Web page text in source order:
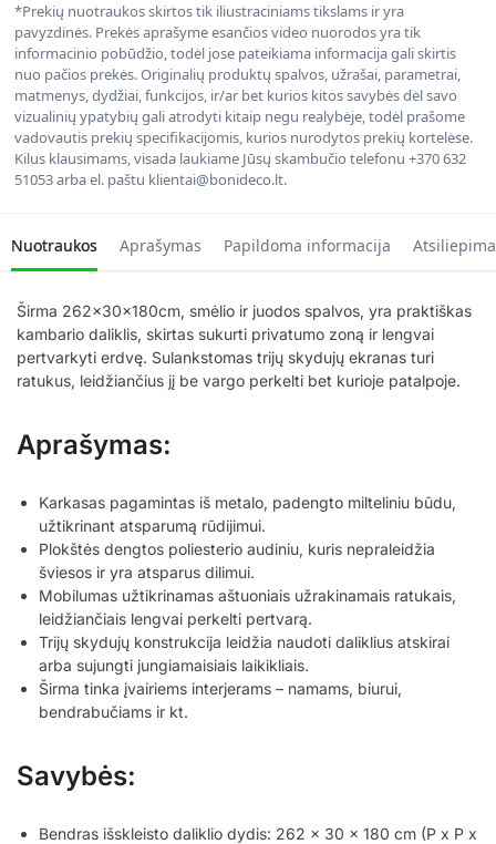
*Prekių nuotraukos skirtos tik iliustraciniams tikslams ir yra
pavyzdinės. Prekės aprašyme esančios video nuorodos yra tik
informacinio pobūdžio, todėl jose pateikiama informacija gali skirtis
nuo pačios prekės. Originalių produktų spalvos, užrašai, parametrai,
matmenys, dydžiai, funkcijos, ir/ar bet kurios kitos savybės dėl savo
vizualinių ypatybių gali atrodyti kitaip negu realybėje, todėl prašome
vadovautis prekių specifikacijomis, kurios nurodytos prekių kortelėse.
Kilus klausimams, visada laukiame Jūsų skambučio telefonu +370 632
51053 arba el. paštu klientai@bonideco.lt.
Nuotraukos Aprašymas Papildoma informacija
Širma 262x30x180cm, smėlio ir juodos spalvos, yra praktiškas
kambario daliklis, skirtas sukurti privatumo zoną ir lengvai
pertvarkyti erdvę. Sulankstomas trijų skydujų ekranas turi
ratukus, leidžiančius jį be vargo perkelti bet kurioje patalpoje.
Aprašymas:
Karkasas pagamintas iš metalo, padengto milteliniu būdu,
užtikrinant atsparumą rūdijimui.
Plokštės dengtos poliesterio audiniu, kuris nepraleidžia
šviesos ir yra atsparus dilimui.
Mobilumas užtikrinamas aštuoniais užrakinamais ratukais,
leidžiančiais lengvai perkelti pertvarą.
Trijų skydujų konstrukcija leidžia naudoti daliklius atskirai
arba sujungti jungiamaisiais laikikliais.
Širma tinka įvairiems interjerams – namams, biurui,
bendrabučiams ir kt.
Savybės:
Bendras išskleisto daliklio dydis: 262 x 30 x 180 cm (P x P x